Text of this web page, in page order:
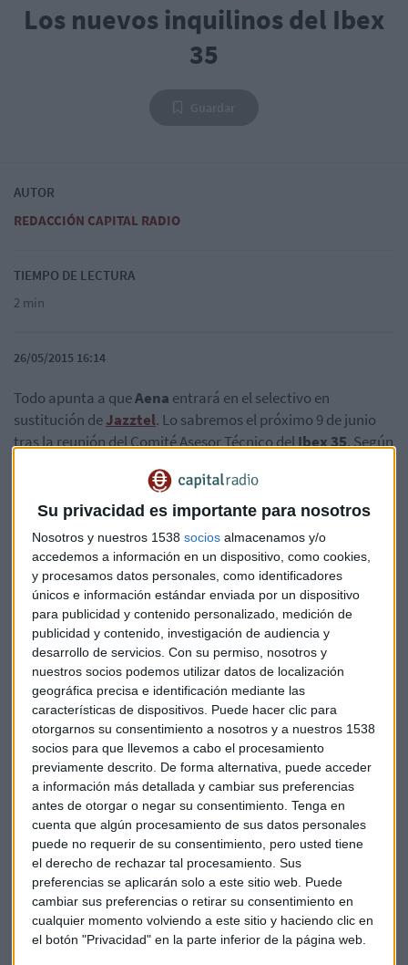
Su privacidad es importante para nosotros
Nosotros y nuestros 1538 socios almacenamos y/o
accedemos a información en un dispositivo, como cookies,
y procesamos datos personales, como identificadores
únicos e información estándar enviada por un dispositivo
para publicidad y contenido personalizado, medición de
publicidad y contenido, investigación de audiencia y
desarrollo de servicios. Con su permiso, nosotros y
nuestros socios podemos utilizar datos de localización
geográfica precisa e identificación mediante las
características de dispositivos. Puede hacer clic para
otorgarnos su consentimiento a nosotros y a nuestros 1538
socios para que llevemos a cabo el procesamiento
previamente descrito. De forma alternativa, puede acceder
a información más detallada y cambiar sus preferencias
antes de otorgar o negar su consentimiento. Tenga en
cuenta que algún procesamiento de sus datos personales
puede no requerir de su consentimiento, pero usted tiene
el derecho de rechazar tal procesamiento. Sus
preferencias se aplicarán solo a este sitio web. Puede
cambiar sus preferencias o retirar su consentimiento en
cualquier momento volviendo a este sitio y haciendo clic en
el botón "Privacidad" en la parte inferior de la página web.
Los nuevos inquilinos del Ibex
35
AUTOR
REDACCIÓN CAPITAL RADIO
TIEMPO DE LECTURA
2 min
26/05/2015 16:14
Todo apunta a queAena entrará en el selectivo en
sustitución deJazztel. Lo sabremos el próximo 9 de junio
tras la reunión del Comité Asesor Técnico delIbex 35. Según
selectivo. Cotiza desde el 11 de febrero, y se sitúa en el
puesto 7 por volumen negociado acumulado en el periodo
de cómputo (es decir, 6 meses). Felipe López Gálvez, desde
SelfBank cree que es un poco pronto para hacer quinielas.
En términos de capitalización bursátil, entraría en el puesto
18, con una ponderación en Ibex del 1,5%. Por otro lado,
volvería Acerinox, después de año y medio fuera del
selectivo, al ocupar el puesto 32 por volumen negociado
acumulado en el periodo de cómputo.
En términos de capitalización bursátil, entraría en el puesto
30. En la parte baja de la tabla de volúmenes negociados y
por tanto en riesgo de salida, está a BME y Acciona.
Pero, teniendo en cuenta que la liquidación de la OPA de